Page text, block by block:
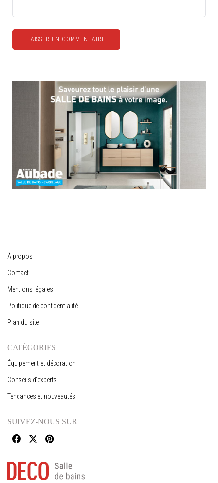
À propos
Contact
Mentions légales
Politique de confidentialité
Plan du site
CATÉGORIES
Équipement et décoration
Conseils d’experts
Tendances et nouveautés
SUIVEZ-NOUS SUR